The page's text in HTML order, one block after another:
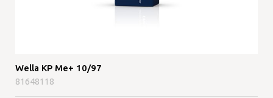
Wella KP Me+ 10/97
81648118